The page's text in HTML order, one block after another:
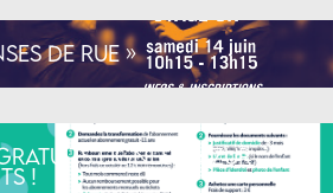
de rue »
Lignes d’Azur
!